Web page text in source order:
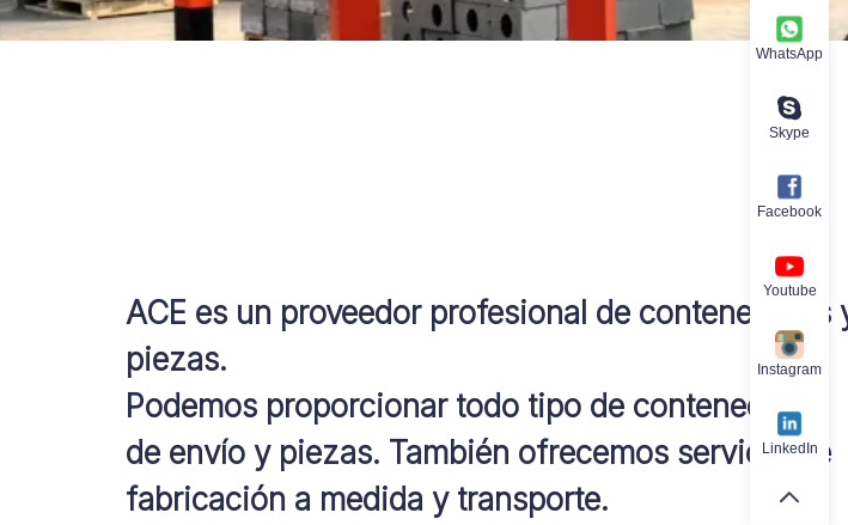
ACE es un proveedor profesional de contenedores
piezas.
Podemos proporcionar todo tipo de contenedores
de envío y piezas. También ofrecemos servicio de
fabricación a medida y transporte.
WhatsApp
Skype
Facebook
Youtube
Instagram
LinkedIn